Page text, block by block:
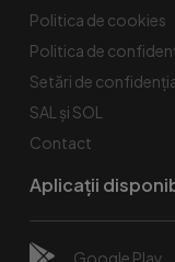
Politica de cookies
Politica de
Setări de
SAL și SOL
Contact
Aplicații
Google Play